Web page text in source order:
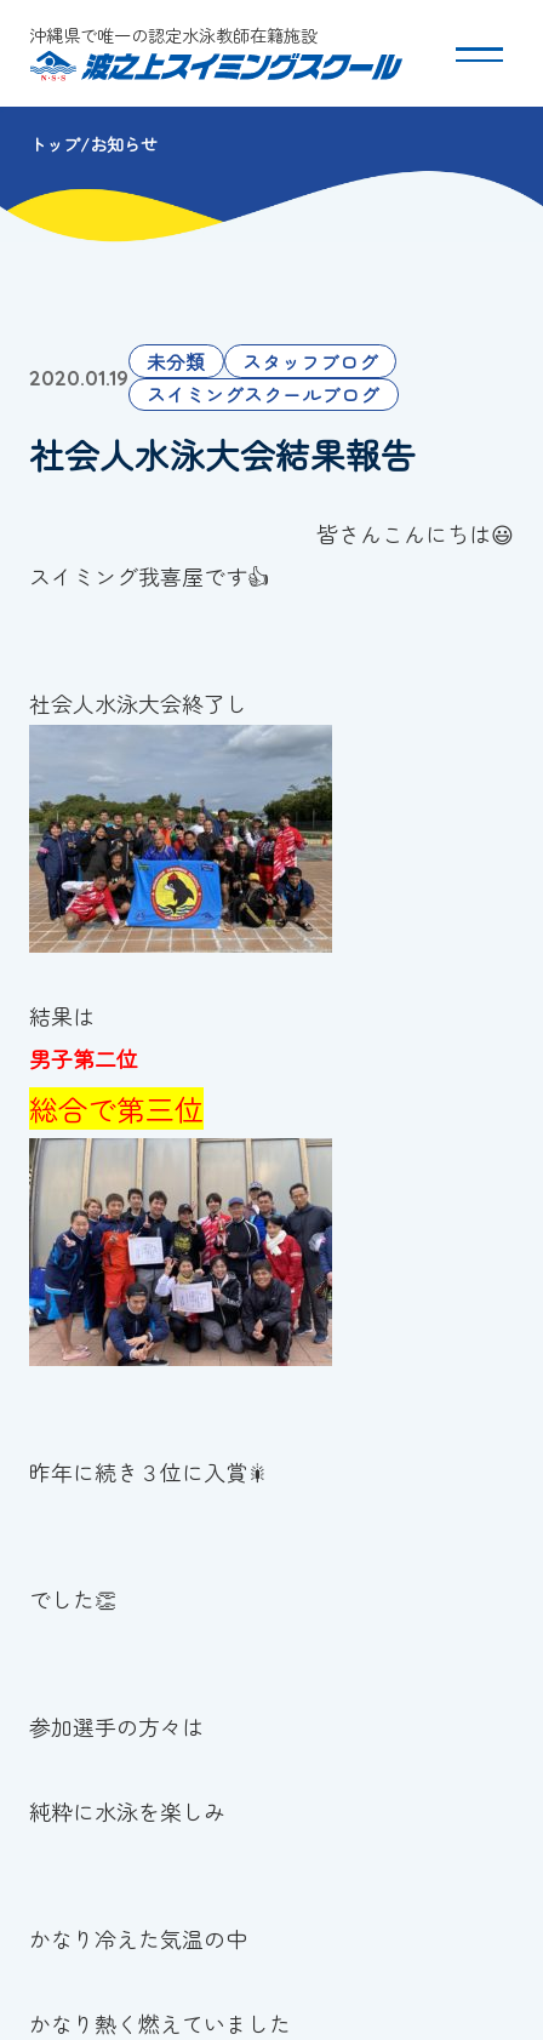
沖縄県で唯一の認定水泳教師在籍施設
スクールについて
コース・クラス紹介
団体会員募集
保護者の方へ
お知らせ
波スイタイムズ
お問い合わせ
Tel.098-863-7264
平日 9:00～22:00｜土祝 9:00～21:00
スイミングスクールの
体験申し込みはこちら!
トップ お知らせ
2020.01.19
未分類
スタッフブログ
スイミングスクールブログ
社会人水泳大会結果報告
皆さんこんにちは😃
スイミング我喜屋です👍
社会人水泳大会終了し
結果は
男子第二位
総合で第三位
昨年に続き３位に入賞🎇
でした👏
参加選手の方々は
純粋に水泳を楽しみ
かなり冷えた気温の中
かなり熱く燃えていました